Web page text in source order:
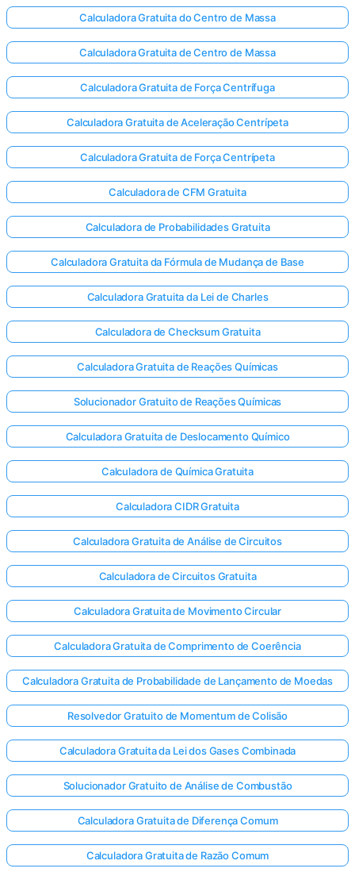
Calculadora Gratuita do Centro de Massa
Calculadora Gratuita de Centro de Massa
Calculadora Gratuita de Força Centrífuga
Calculadora Gratuita de Aceleração Centrípeta
Calculadora Gratuita de Força Centrípeta
Calculadora de CFM Gratuita
Calculadora de Probabilidades Gratuita
Calculadora Gratuita da Fórmula de Mudança de Base
Calculadora Gratuita da Lei de Charles
Calculadora de Checksum Gratuita
Calculadora Gratuita de Reações Químicas
Solucionador Gratuito de Reações Químicas
Calculadora Gratuita de Deslocamento Químico
Calculadora de Química Gratuita
Calculadora CIDR Gratuita
Calculadora Gratuita de Análise de Circuitos
Calculadora de Circuitos Gratuita
Calculadora Gratuita de Movimento Circular
Calculadora Gratuita de Comprimento de Coerência
Calculadora Gratuita de Probabilidade de Lançamento de Moedas
Resolvedor Gratuito de Momentum de Colisão
Calculadora Gratuita da Lei dos Gases Combinada
Solucionador Gratuito de Análise de Combustão
Calculadora Gratuita de Diferença Comum
Calculadora Gratuita de Razão Comum